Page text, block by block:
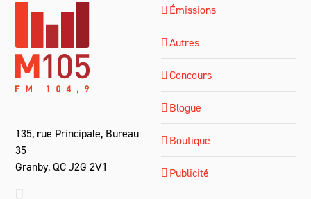
135, rue Principale, Bureau
35
Granby, QC J2G 2V1
Émissions
Autres
Concours
Blogue
Boutique
Publicité